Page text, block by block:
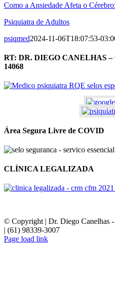
Como a Ansiedade Afeta o
Psiquiatra de Adultos
psiqmed2024-11-06T18:07:53-
RT: DR. DIEGO CANELHAS –
14068
Área Segura Livre de COVID
CLÍNICA LEGALIZADA
© Copyright | Dr. Diego Canelhas
| (61) 98339-3007
Page load link